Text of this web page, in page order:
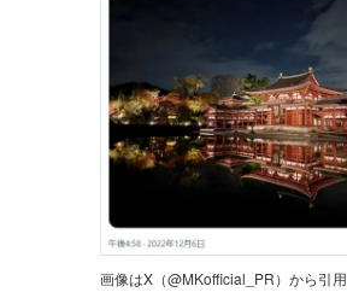
画像はX（@MKofficial_PR）から引用